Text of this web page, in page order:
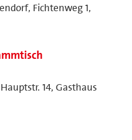
Fichtenweg 1,
14, Gasthaus